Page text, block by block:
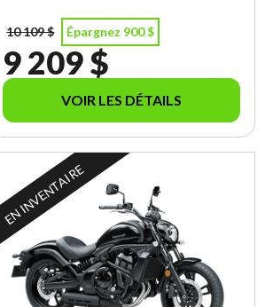
10 109 $ Épargnez 900 $
9 209 $
VOIR LES DÉTAILS
EN INVENTAIRE